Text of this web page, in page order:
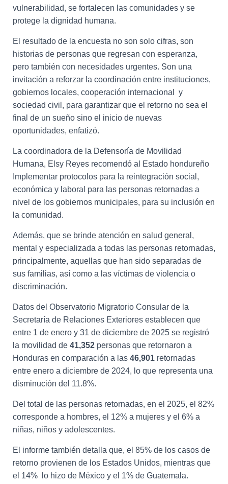
vulnerabilidad, se fortalecen las comunidades y se
protege la dignidad humana.
El resultado de la encuesta no son solo cifras, son
historias de personas que regresan con esperanza,
pero también con necesidades urgentes. Son una
invitación a reforzar la coordinación entre instituciones,
gobiernos locales, cooperación internacional y
sociedad civil, para garantizar que el retorno no sea el
final de un sueño sino el inicio de nuevas
oportunidades, enfatizó.
La coordinadora de la Defensoría de Movilidad
Humana, Elsy Reyes recomendó al Estado hondureño
Implementar protocolos para la reintegración social,
económica y laboral para las personas retornadas a
nivel de los gobiernos municipales, para su inclusión en
la comunidad.
Además, que se brinde atención en salud general,
mental y especializada a todas las personas retornadas,
principalmente, aquellas que han sido separadas de
sus familias, así como a las víctimas de violencia o
discriminación.
Datos del Observatorio Migratorio Consular de la
Secretaría de Relaciones Exteriores establecen que
entre 1 de enero y 31 de diciembre de 2025 se registró
la movilidad de 41,352 personas que retornaron a
Honduras en comparación a las 46,901 retornadas
entre enero a diciembre de 2024, lo que representa una
disminución del 11.8%.
Del total de las personas retornadas, en el 2025, el 82%
corresponde a hombres, el 12% a mujeres y el 6% a
niñas, niños y adolescentes.
El informe también detalla que, el 85% de los casos de
retorno provienen de los Estados Unidos, mientras que
el 14% lo hizo de México y el 1% de Guatemala.